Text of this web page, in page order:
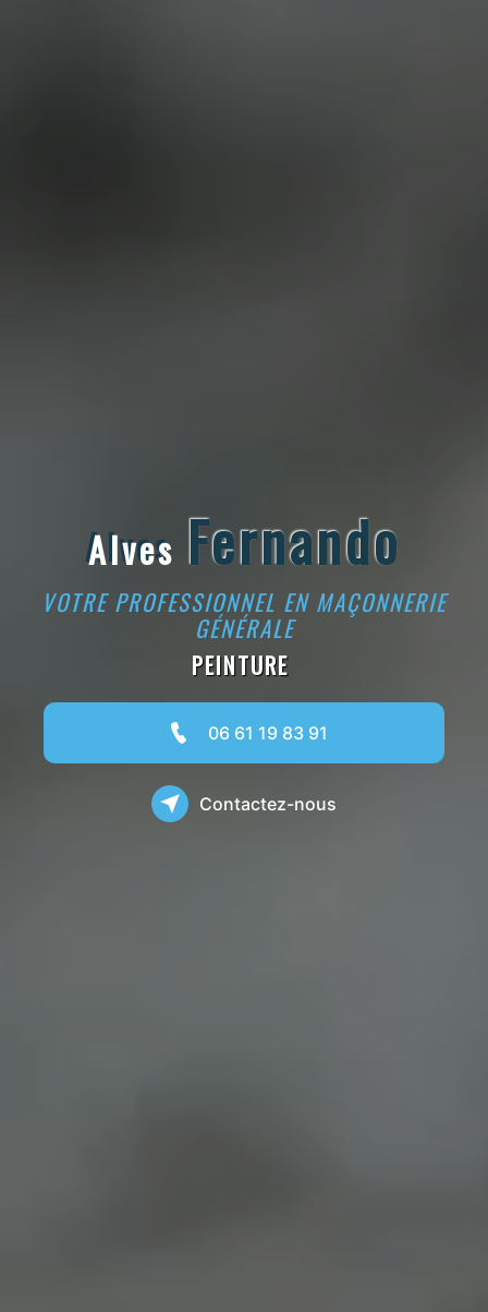
Alves Fernando
VOTRE PROFESSIONNEL EN MAÇONNERIE
GÉNÉRALE
06 61 19 83 91
Contactez-nous